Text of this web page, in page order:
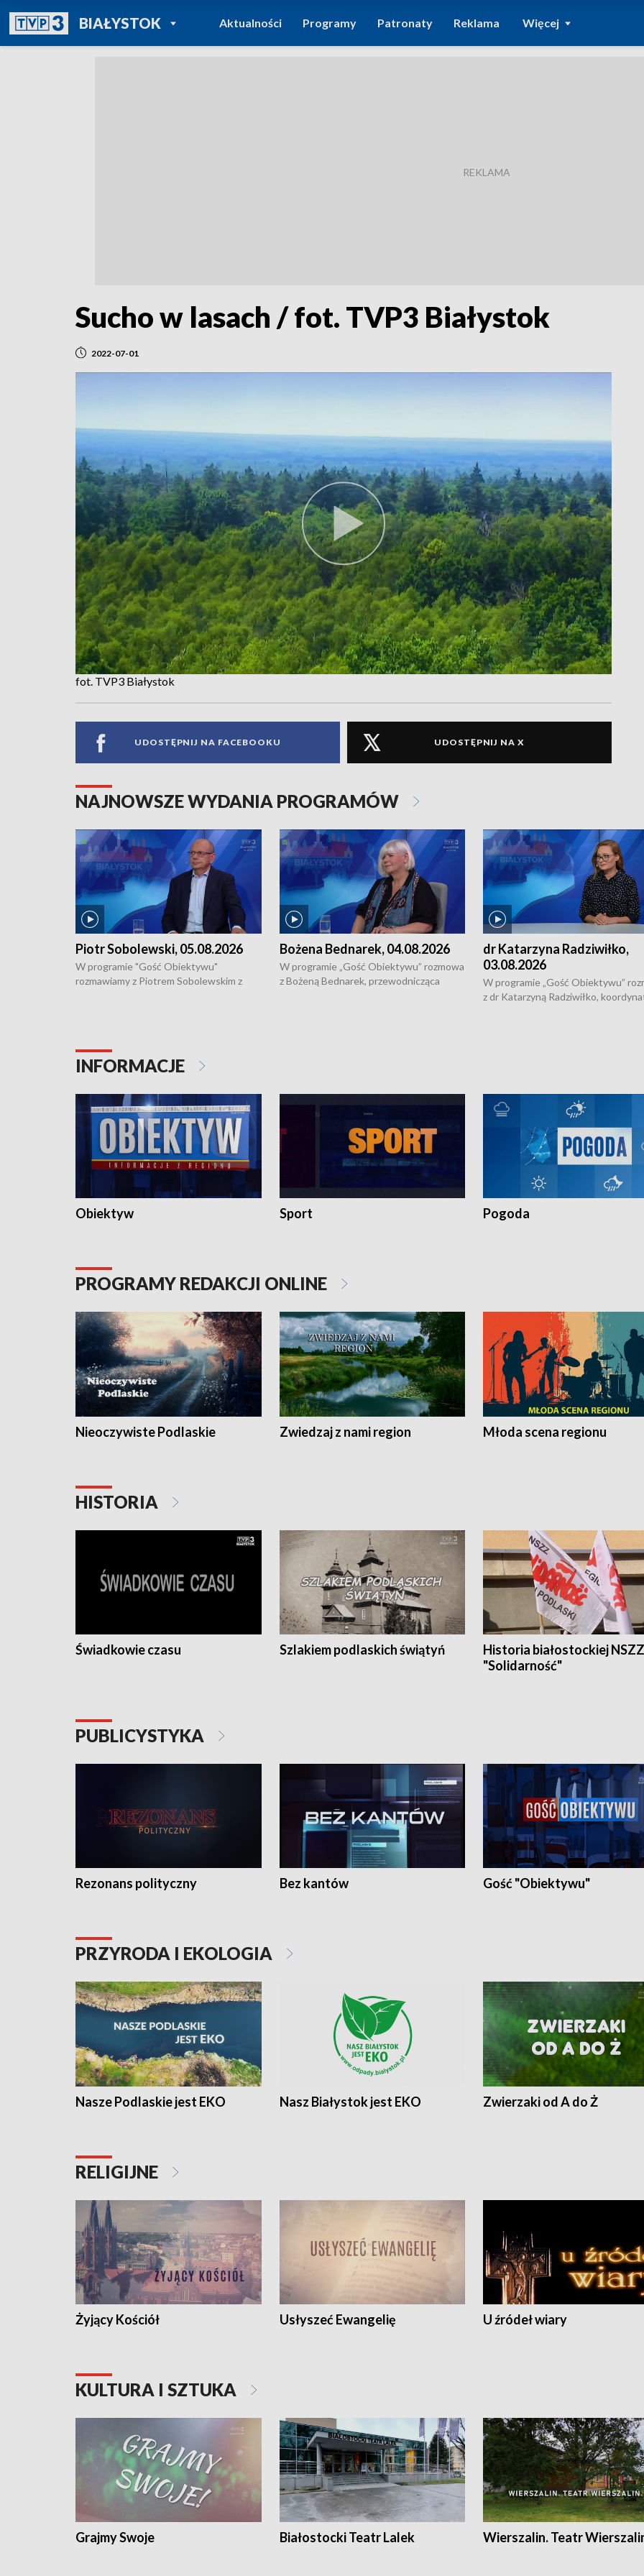
BIAŁYSTOKPOWRÓT DO
TVP REGIONY
Aktualności Programy Patronaty Reklama Więcej
Sucho w lasach / fot. TVP3 Białystok
2022-07-01
fot. TVP3 Białystok
UDOSTĘPNIJ NA FACEBOOKU UDOSTĘPNIJ NA X
NAJNOWSZE WYDANIA PROGRAMÓW
Piotr Sobolewski, 05.08.2026
W programie "Gość Obiektywu"
rozmawiamy z Piotrem Sobolewskim z
Bożena Bednarek, 04.08.2026
W programie „Gość Obiektywu” rozmowa
z Bożeną Bednarek, przewodnicząca
dr Katarzyna Radziwiłko,
03.08.2026
W programie „Gość Obiektywu”
z dr Katarzyną Radziwiłko,
INFORMACJE
Obiektyw Sport Pogoda
PROGRAMY REDAKCJI ONLINE
Nieoczywiste Podlaskie Zwiedzaj z nami region Młoda scena regionu
HISTORIA
Świadkowie czasu Szlakiem podlaskich świątyń
Historia białostockiej NSZZ
"Solidarność"
PUBLICYSTYKA
Rezonans polityczny Bez kantów Gość "Obiektywu"
PRZYRODA I EKOLOGIA
Nasze Podlaskie jest EKO Nasz Białystok jest EKO Zwierzaki od A do Ż
RELIGIJNE
Żyjący Kościół Usłyszeć Ewangelię U źródeł wiary
KULTURA I SZTUKA
Grajmy Swoje Białostocki Teatr Lalek Wierszalin. Teatr